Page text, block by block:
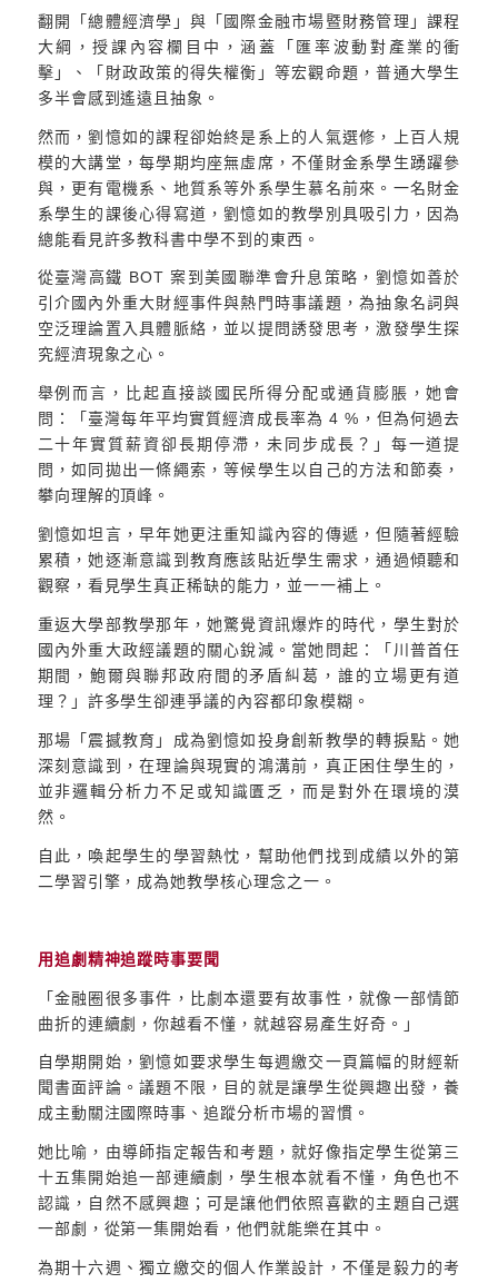
翻開「總體經濟學」與「國際金融市場暨財務管理」課程
大綱，授課內容欄目中，涵蓋「匯率波動對產業的衝
擊」、「財政政策的得失權衡」等宏觀命題，普通大學生
多半會感到遙遠且抽象。
然而，劉憶如的課程卻始終是系上的人氣選修，上百人規
模的大講堂，每學期均座無虛席，不僅財金系學生踴躍參
與，更有電機系、地質系等外系學生慕名前來。一名財金
系學生的課後心得寫道，劉憶如的教學別具吸引力，因為
總能看見許多教科書中學不到的東西。
從臺灣高鐵 BOT 案到美國聯準會升息策略，劉憶如善於
引介國內外重大財經事件與熱門時事議題，為抽象名詞與
空泛理論置入具體脈絡，並以提問誘發思考，激發學生探
究經濟現象之心。
舉例而言，比起直接談國民所得分配或通貨膨脹，她會
問：「臺灣每年平均實質經濟成長率為 4 %，但為何過去
二十年實質薪資卻長期停滯，未同步成長？」每一道提
問，如同拋出一條繩索，等候學生以自己的方法和節奏，
攀向理解的頂峰。
劉憶如坦言，早年她更注重知識內容的傳遞，但隨著經驗
累積，她逐漸意識到教育應該貼近學生需求，通過傾聽和
觀察，看見學生真正稀缺的能力，並一一補上。
重返大學部教學那年，她驚覺資訊爆炸的時代，學生對於
國內外重大政經議題的關心銳減。當她問起：「川普首任
期間，鮑爾與聯邦政府間的矛盾糾葛，誰的立場更有道
理？」許多學生卻連爭議的內容都印象模糊。
那場「震撼教育」成為劉憶如投身創新教學的轉捩點。她
深刻意識到，在理論與現實的鴻溝前，真正困住學生的，
並非邏輯分析力不足或知識匱乏，而是對外在環境的漠
然。
自此，喚起學生的學習熱忱，幫助他們找到成績以外的第
二學習引擎，成為她教學核心理念之一。
用追劇精神追蹤時事要聞
「金融圈很多事件，比劇本還要有故事性，就像一部情節
曲折的連續劇，你越看不懂，就越容易產生好奇。」
自學期開始，劉憶如要求學生每週繳交一頁篇幅的財經新
聞書面評論。議題不限，目的就是讓學生從興趣出發，養
成主動關注國際時事、追蹤分析市場的習慣。
她比喻，由導師指定報告和考題，就好像指定學生從第三
十五集開始追一部連續劇，學生根本就看不懂，角色也不
認識，自然不感興趣；可是讓他們依照喜歡的主題自己選
一部劇，從第一集開始看，他們就能樂在其中。
為期十六週、獨立繳交的個人作業設計，不僅是毅力的考